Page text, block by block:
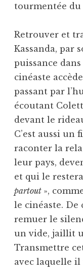
tourmentée du
Retrouver et
Kassanda, par
puissance
cinéaste
passant par
écoutant
devant le
C’est aussi un
raconter la
leur pays,
et qui le
partout »,
le cinéaste. De
remuer le
un vide, jaillit
Transmettre
avec laquelle